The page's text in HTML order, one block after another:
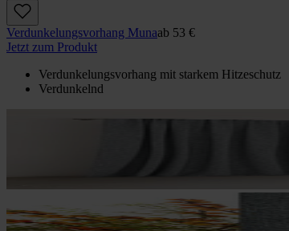
Verdunkelungs­vorhang Munaab 53 €
Jetzt zum Produkt
Verdunkelungsvorhang mit starkem Hitzeschutz
Verdunkelnd